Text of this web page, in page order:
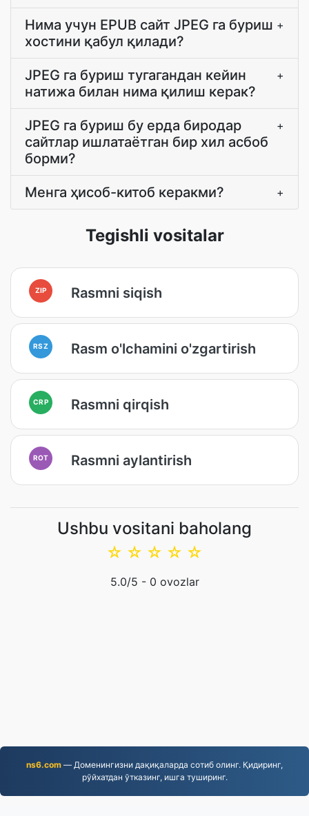
Нима учун EPUB сайт JPEG га буриш
хостини қабул қилади?
+
JPEG га буриш тугагандан кейин
натижа билан нима қилиш керак?
+
JPEG га буриш бу ерда биродар
сайтлар ишлатаётган бир хил асбоб
борми?
+
Менга ҳисоб-китоб керакми? +
Tegishli vositalar
ZIP Rasmni siqish
RSZ Rasm o'lchamini o'zgartirish
CRP Rasmni qirqish
ROT Rasmni aylantirish
Ushbu vositani baholang
☆
☆
☆
☆
☆
5.0/5 - 0 ovozlar
ns6.com — Доменингизни дақиқаларда сотиб олинг. Қидиринг,
рўйхатдан ўтказинг, ишга туширинг.